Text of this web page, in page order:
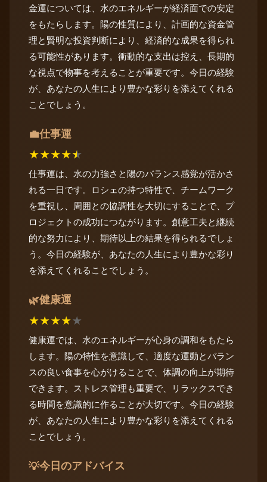
金運については、水のエネルギーが経済面での安定
をもたらします。陽の性質により、計画的な資金管
理と賢明な投資判断により、経済的な成果を得られ
る可能性があります。衝動的な支出は控え、長期的
な視点で物事を考えることが重要です。今日の経験
が、あなたの人生により豊かな彩りを添えてくれる
ことでしょう。
💼仕事運
★★★★★
仕事運は、水の力強さと陽のバランス感覚が活かさ
れる一日です。ロシェの持つ特性で、チームワーク
を重視し、周囲との協調性を大切にすることで、プ
ロジェクトの成功につながります。創意工夫と継続
的な努力により、期待以上の結果を得られるでしょ
う。今日の経験が、あなたの人生により豊かな彩り
を添えてくれることでしょう。
🌿健康運
★★★★★
健康運では、水のエネルギーが心身の調和をもたら
します。陽の特性を意識して、適度な運動とバラン
スの良い食事を心がけることで、体調の向上が期待
できます。ストレス管理も重要で、リラックスでき
る時間を意識的に作ることが大切です。今日の経験
が、あなたの人生により豊かな彩りを添えてくれる
ことでしょう。
💡今日のアドバイス